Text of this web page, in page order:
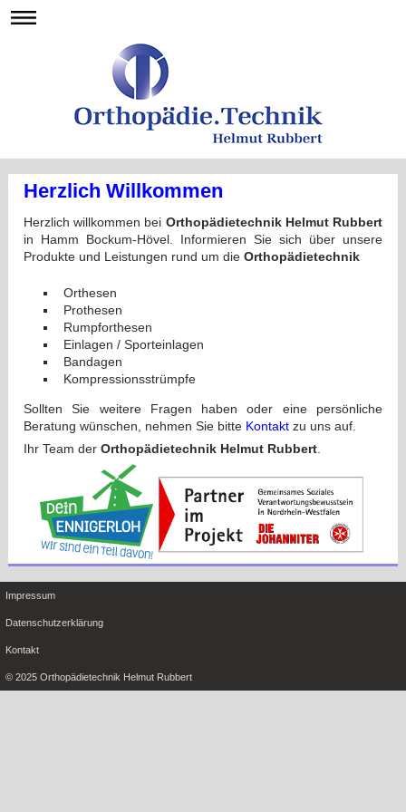
Herzlich Willkommen
Herzlich willkommen bei Orthopädietechnik Helmut Rubbert
in Hamm Bockum-Hövel. Informieren Sie sich über unsere
Produkte und Leistungen rund um dieOrthopädietechnik
Orthesen
Prothesen
Rumpforthesen
Einlagen / Sporteinlagen
Bandagen
Kompressionsstrümpfe
Sollten Sie weitere Fragen haben oder eine persönliche
Beratung wünschen, nehmen Sie bitte Kontakt zu uns auf.
Ihr Team derOrthopädietechnik Helmut Rubbert.
Impressum
Datenschutzerklärung
Kontakt
© 2025 Orthopädietechnik Helmut Rubbert